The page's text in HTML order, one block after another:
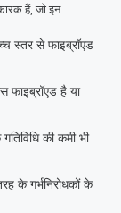
हैं, जो इन
स्तर से फाइब्रॉएड
फाइब्रॉएड है या
की कमी भी
के गर्भनिरोधकों के